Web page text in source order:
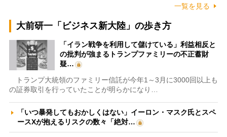
一覧を見る
大前研一「ビジネス新大陸」の歩き方
「イラン戦争を利用して儲けている」利益相反と
の批判が強まるトランプファミリーの不正蓄財
疑…
トランプ大統領のファミリー信託が今年1～3月に3000回以上も
の証券取引を行っていたことが明らかになり…
「いつ暴発してもおかしくはない」イーロン・マスク氏とスペ
ースXが抱えるリスクの数々「絶対…